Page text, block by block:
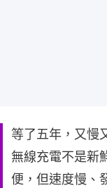
等了五年，又慢
無線充電不是新
便，但速度慢、